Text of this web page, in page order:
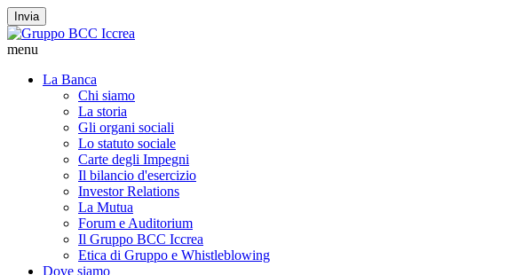
Invia
menu
La Banca
Chi siamo
La storia
Gli organi sociali
Lo statuto sociale
Carte degli Impegni
Il bilancio d'esercizio
Investor Relations
La Mutua
Forum e Auditorium
Il Gruppo BCC Iccrea
Etica di Gruppo e Whistleblowing
Dove siamo